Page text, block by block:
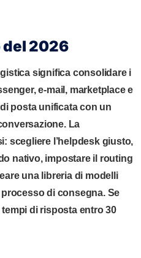
del 2026
significa consolidare i
e-mail, marketplace e
posta unificata con un
La
scegliere l’helpdesk giusto,
nativo, impostare il routing
una libreria di modelli
di consegna. Se
di risposta entro 30